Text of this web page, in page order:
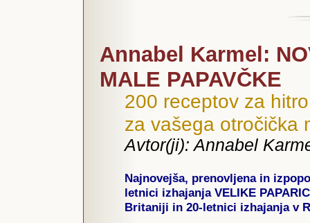
Annabel Karmel:
MALE PAPAVČKE
200 receptov za
za vašega otročička
Avtor(ji): Annabel
Najnovejša, prenovljena in
letnici izhajanja VELIKE
Britaniji in 20-letnici izhajanja v